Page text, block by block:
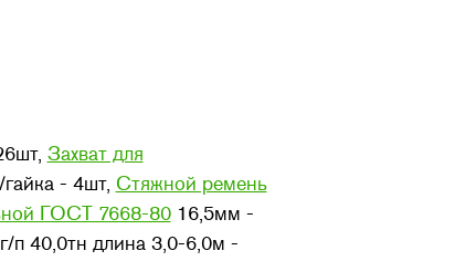
Захват для
- 4шт, Стяжной ремень
ГОСТ 7668-8016,5мм -
г/п 40,0тн длина 3,0-6,0м -